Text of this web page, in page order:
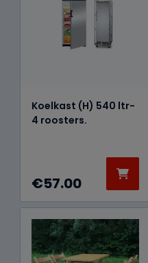
Koelkast (H) 540 ltr-
4 roosters.
€57.00